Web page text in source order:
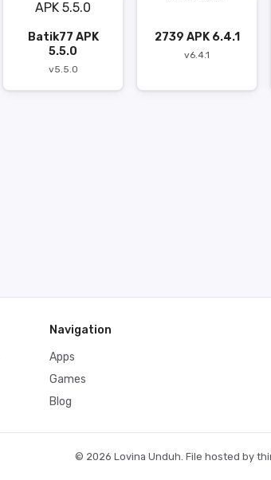
Batik77 APK
5.5.0
v5.5.0
2739 APK 6.4.1
v6.4.1
Navigation
Apps
Games
Blog
© 2026 Lovina Unduh. File hosted by